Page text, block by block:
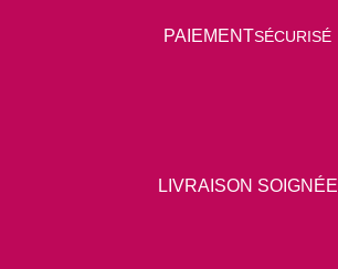
PAIEMENTSÉCURISÉ
LIVRAISON SOIGNÉE